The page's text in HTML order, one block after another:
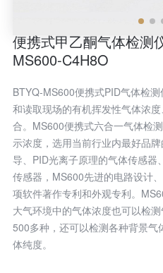
便携式甲乙酮气体检测
MS600-C4H8O
BTYQ-MS600便携式PID气体检
和读取现场的有机挥发性气体浓
合。MS600便携式六合一气体检
示浓度，选用当前行业内最好品
导、PID光离子原理的气体传感器
传感器，MS600先进的电路设计
项软件著作专利和外观专利。
大气环境中的气体浓度也可以检
500多种，还可以检测各种背景
体纯度。